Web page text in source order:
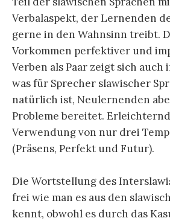
Verbalaspekt, der Lernenden
gerne in den Wahnsinn treibt.
Vorkommen perfektiver und
Verben als Paar zeigt sich auch
was für Sprecher slawischer
natürlich ist, Neulernenden
Probleme bereitet.
Verwendung von nur drei
(Präsens, Perfekt und Futur).
Die Wortstellung des
frei wie man es aus den
kennt, obwohl es durch das